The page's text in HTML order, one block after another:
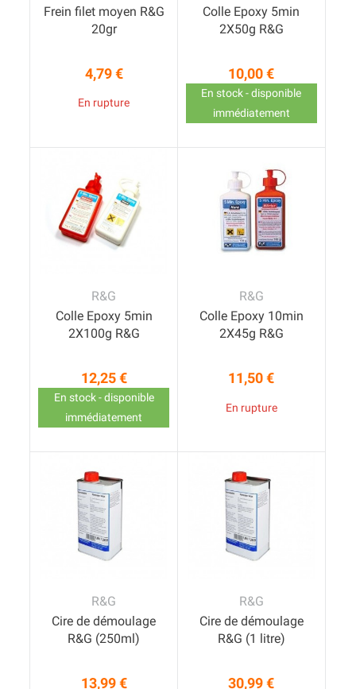
Frein filet moyen R&G
20gr
Prix
4,79 €
En rupture
Colle Epoxy 5min
2X50g R&G
Prix
10,00 €
En stock - disponible
immédiatement
R&G
Colle Epoxy 5min
2X100g R&G
Prix
12,25 €
En stock - disponible
immédiatement
R&G
Colle Epoxy 10min
2X45g R&G
Prix
11,50 €
En rupture
R&G
Cire de démoulage
R&G (250ml)
13,99 €
R&G
Cire de démoulage
R&G (1 litre)
30,99 €